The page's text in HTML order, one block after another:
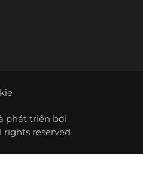
phát triển bởi
rights reserved